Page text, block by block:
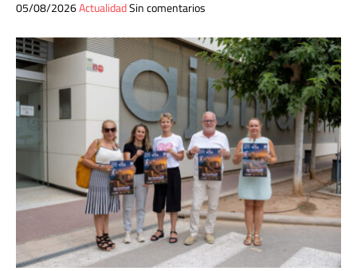
05/08/2026ActualidadSin comentarios